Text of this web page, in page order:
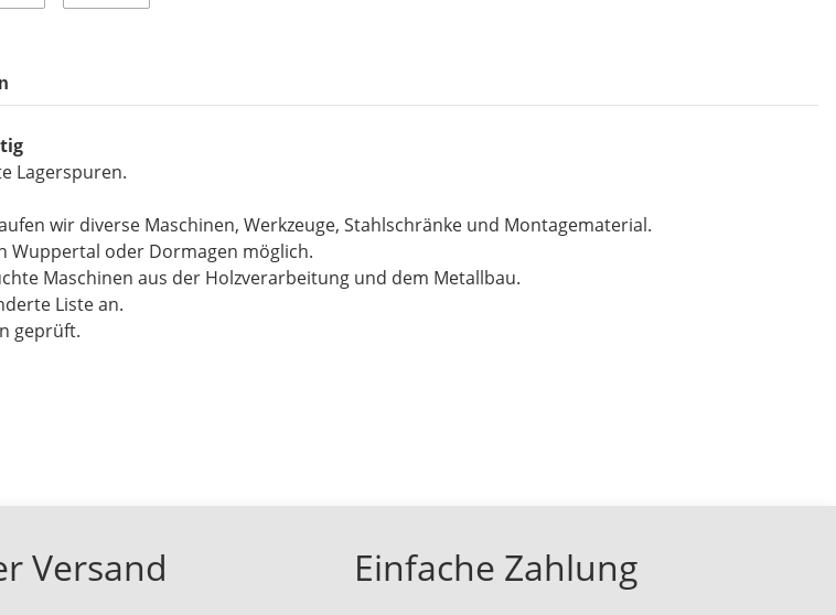
Lagerspuren.
wir diverse Maschinen, Werkzeuge, Stahlschränke und Montagematerial.
Wuppertal oder Dormagen möglich.
Maschinen aus der Holzverarbeitung und dem Metallbau.
Liste an.
geprüft.
Versand Einfache Zahlung